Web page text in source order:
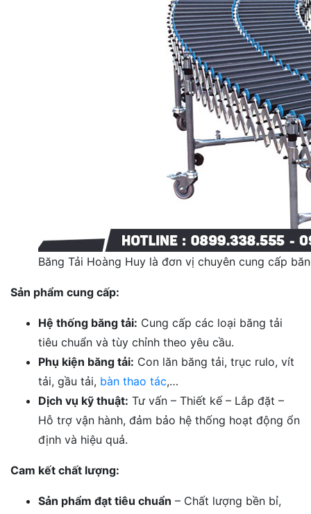
Băng Tải Hoàng Huy là đơn vị chuyên cung cấp
Sản phẩm cung cấp:
Hệ thống băng tải: Cung cấp các loại băng tải
tiêu chuẩn và tùy chỉnh theo yêu cầu.
Phụ kiện băng tải: Con lăn băng tải, trục rulo, vít
tải, gầu tải, bàn thao tác,…
Dịch vụ kỹ thuật: Tư vấn – Thiết kế – Lắp đặt –
Hỗ trợ vận hành, đảm bảo hệ thống hoạt động ổn
định và hiệu quả.
Cam kết chất lượng:
Sản phẩm đạt tiêu chuẩn – Chất lượng bền bỉ,